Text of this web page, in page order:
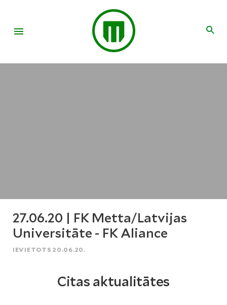
27.06.20 | FK Metta/Latvijas
Universitāte - FK Aliance
IEVIETOTS 20.06.20.
Citas aktualitātes